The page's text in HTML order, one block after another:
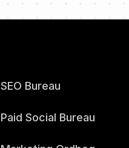
SEO Bureau
Paid Social Bureau